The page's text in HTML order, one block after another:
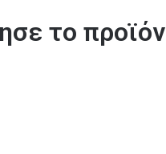
το προϊόν